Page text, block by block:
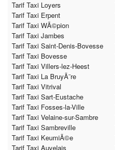
Tarif Taxi Loyers
Tarif Taxi Erpent
Tarif Taxi WÃ©pion
Tarif Taxi Jambes
Tarif Taxi Saint-Denis-Bovesse
Tarif Taxi Bovesse
Tarif Taxi Villers-lez-Heest
Tarif Taxi La BruyÃ¨re
Tarif Taxi Vitrival
Tarif Taxi Sart-Eustache
Tarif Taxi Fosses-la-Ville
Tarif Taxi Velaine-sur-Sambre
Tarif Taxi Sambreville
Tarif Taxi KeumiÃ©e
Tarif Taxi Auvelais